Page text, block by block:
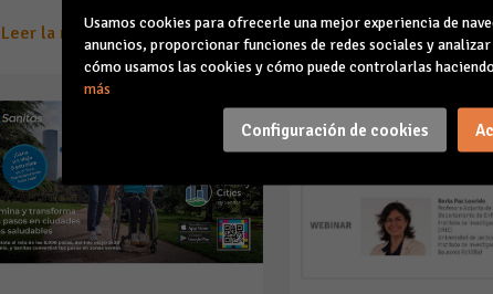
Leer la noticia Leer la noticia
Usamos cookies para ofrecerle una mejor experiencia de
anuncios, proporcionar funciones de redes sociales y
cómo usamos las cookies y cómo puede controlarlas
más
Configuración de cookies